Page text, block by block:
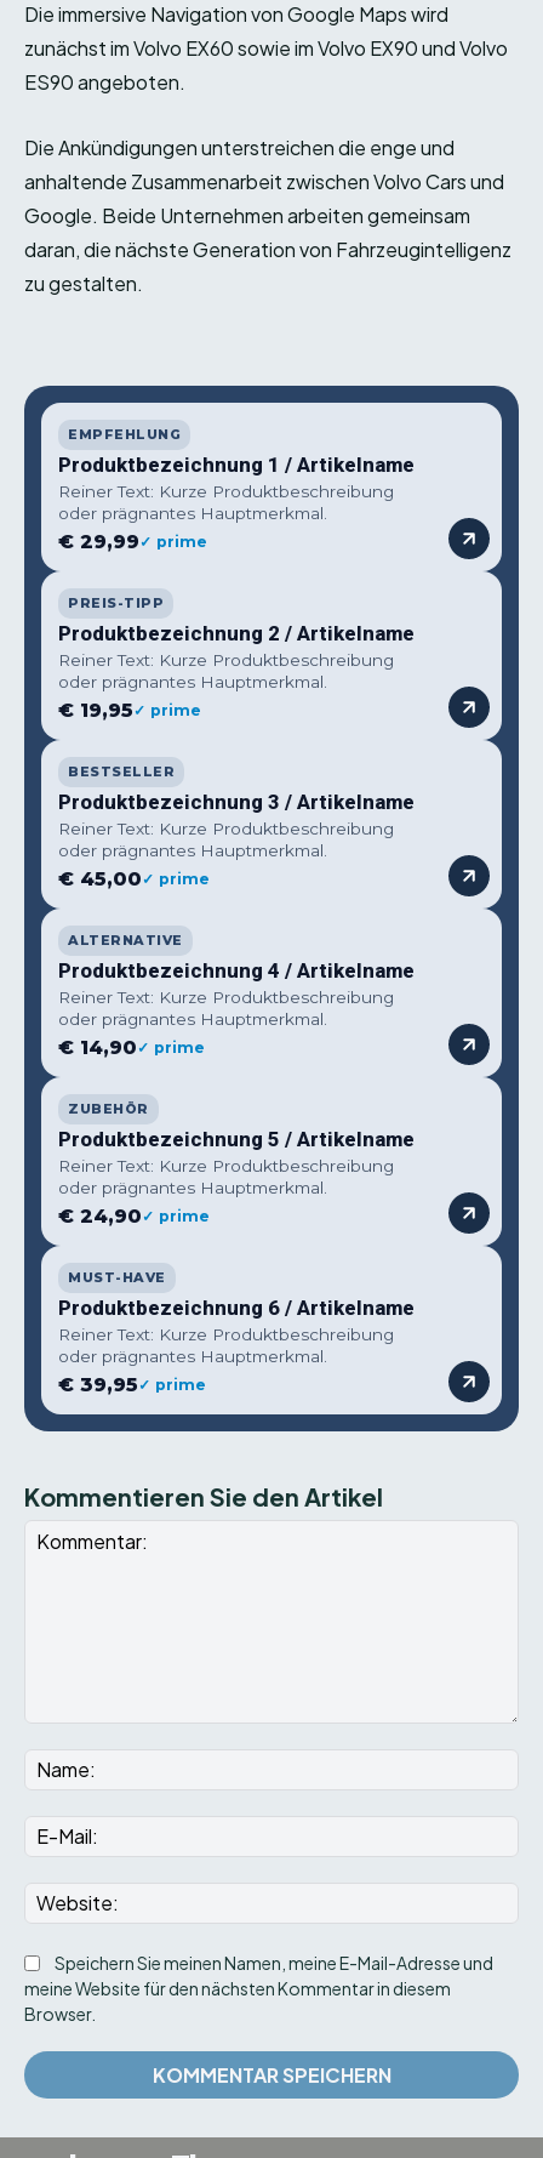
Die immersive Navigation von Google Maps wird
zunächst im Volvo EX60 sowie im Volvo EX90 und Volvo
ES90 angeboten.
Die Ankündigungen unterstreichen die enge und
anhaltende Zusammenarbeit zwischen Volvo Cars und
Google. Beide Unternehmen arbeiten gemeinsam
daran, die nächste Generation von Fahrzeugintelligenz
zu gestalten.
EMPFEHLUNG
Produktbezeichnung 1 / Artikelname
Reiner Text: Kurze Produktbeschreibung
oder prägnantes Hauptmerkmal.
€ 29,99✓ prime
PREIS-TIPP
Produktbezeichnung 2 / Artikelname
Reiner Text: Kurze Produktbeschreibung
oder prägnantes Hauptmerkmal.
€ 19,95✓ prime
BESTSELLER
Produktbezeichnung 3 / Artikelname
Reiner Text: Kurze Produktbeschreibung
oder prägnantes Hauptmerkmal.
€ 45,00✓ prime
ALTERNATIVE
Produktbezeichnung 4 / Artikelname
Reiner Text: Kurze Produktbeschreibung
oder prägnantes Hauptmerkmal.
€ 14,90✓ prime
ZUBEHÖR
Produktbezeichnung 5 / Artikelname
Reiner Text: Kurze Produktbeschreibung
oder prägnantes Hauptmerkmal.
€ 24,90✓ prime
MUST-HAVE
Produktbezeichnung 6 / Artikelname
Reiner Text: Kurze Produktbeschreibung
oder prägnantes Hauptmerkmal.
€ 39,95✓ prime
Kommentieren Sie den Artikel
Speichern Sie meinen Namen, meine E-Mail-Adresse und
meine Website für den nächsten Kommentar in diesem
Browser.